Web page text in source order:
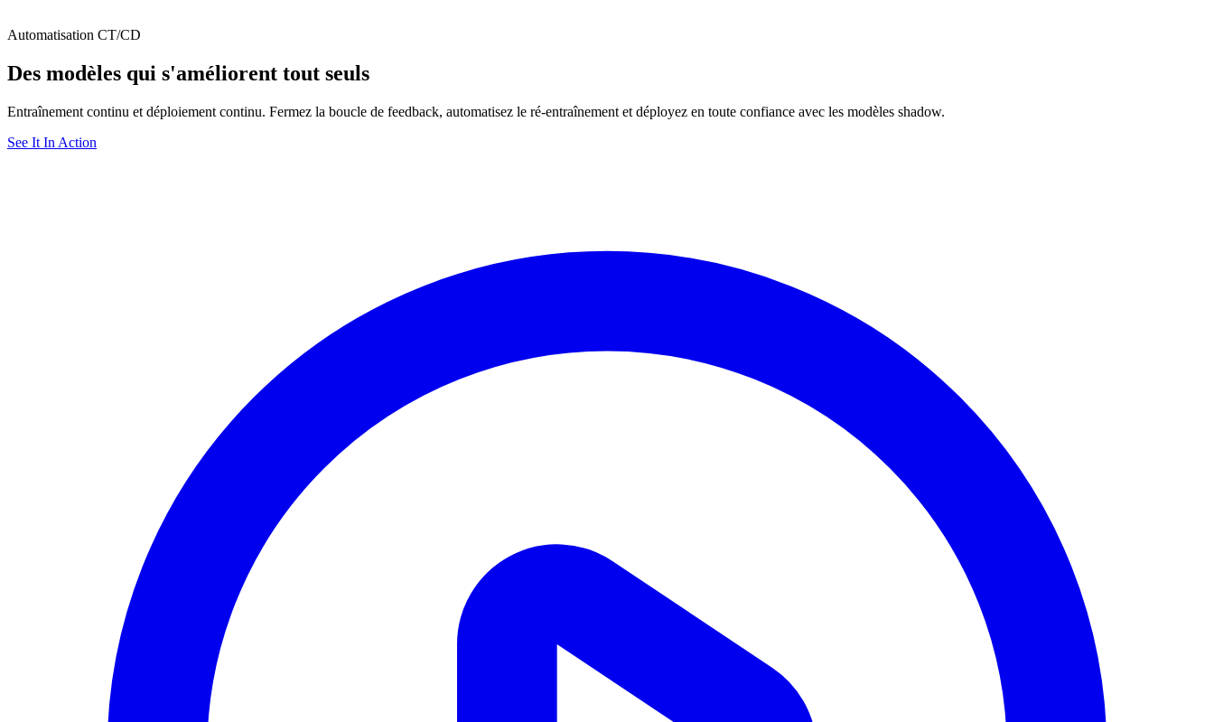
Automatisation CT/CD
Des modèles qui s'améliorent tout seuls
Entraînement continu et déploiement continu. Fermez la boucle de feedback, automatisez le ré-entraînement et déployez en toute confiance avec les modèles shadow.
See It In Action